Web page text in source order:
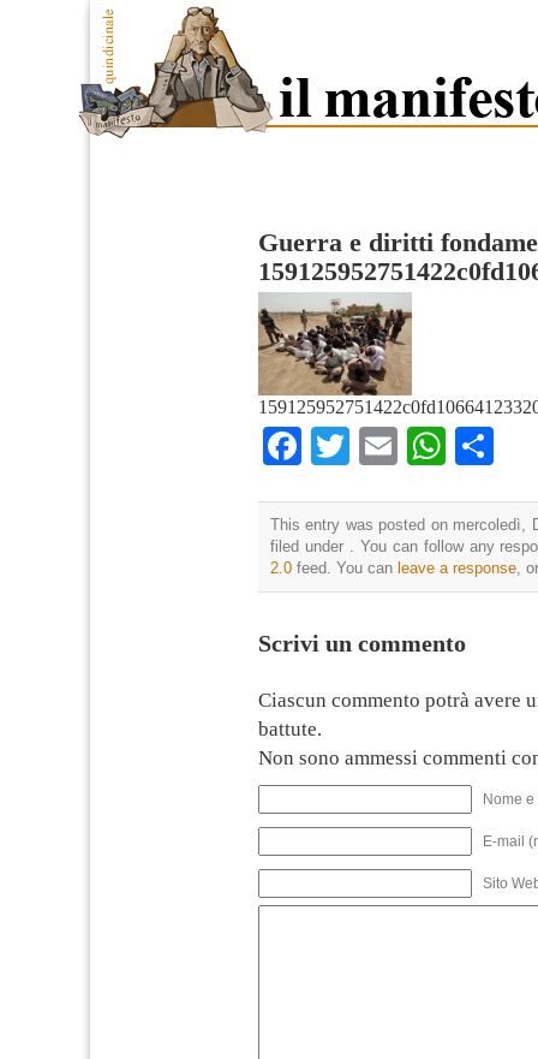
Guerra e diritti
Facebook
TwitterEmail
This entry was posted on mercoledì,
filed under . You can follow any
2.0 feed. You can leave a response,
Scrivi un commento
Ciascun commento potrà avere
battute.
Non sono ammessi commenti
Nome
E-mail
Sito